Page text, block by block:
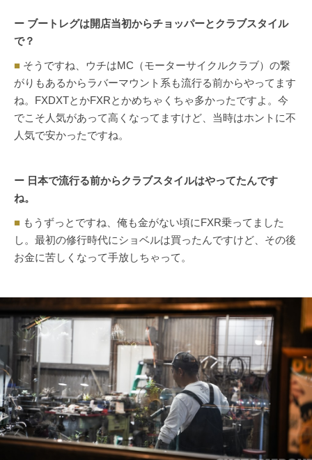
ー ブートレグは開店当初からチョッパーとクラブスタイル
で？
■ そうですね、ウチはMC（モーターサイクルクラブ）の繋
がりもあるからラバーマウント系も流行る前からやってます
ね。FXDXTとかFXRとかめちゃくちゃ多かったですよ。今
でこそ人気があって高くなってますけど、当時はホントに不
人気で安かったですね。
ー 日本で流行る前からクラブスタイルはやってたんです
ね。
■ もうずっとですね、俺も金がない頃にFXR乗ってました
し。最初の修行時代にショベルは買ったんですけど、その後
お金に苦しくなって手放しちゃって。